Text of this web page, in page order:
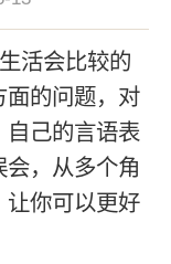
活会比较的
面的问题，对
自己的言语表
，从多个角
让你可以更好